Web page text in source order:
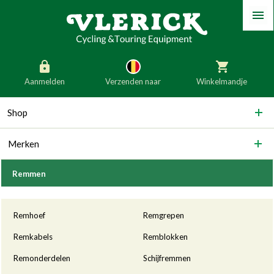
Aanmelden Verzenden naar
België
Duitsland
Denemarken Finland
Bulgarije Ierland
Winkelmandje
generic_skip_language
Menu
Shop
Merken
Remmen
Categorieën
Remhoef Remgrepen
Remkabels Remblokken
Remonderdelen Schijfremmen